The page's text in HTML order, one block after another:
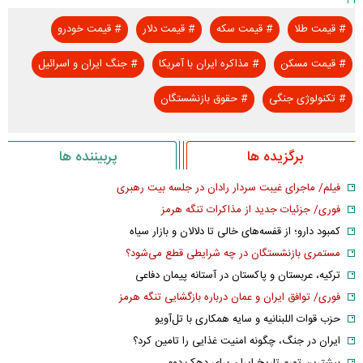
#قیمت طلا #قیمت سکه #قیمت دلار #قیمت خودرو
#قیمت مسکن # مذاکره ایران با آمریکا #جنگ ایران و اسرائیل
#تکنولوژی جنگی #حقوق بازنشستگان
برگزیده ها پربیننده ها
فیلم/ ماجرای غیبت سردار رادان در جلسه بیت رهبری
فوری/ جزئیات جدید از مذاکرات تنگه هرمز
کمبود دارو؛ از قفسه‌های خالی تا دلالان و بازار سیاه
مستمری بازنشستگان در چه شرایطی قطع می‌شود؟
ترکیه، عربستان و پاکستان در آستانه پیمان دفاعی
فوری/ توافق ایران و عمان درباره بازگشایی تنگه هرمز
حزب قوات اللبنانیه و سایه همکاری با تل‌آویو
ایران در جنگ، چگونه امنیت غذایی را تامین کرد؟